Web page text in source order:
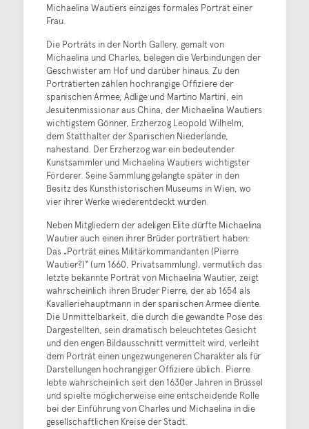
Michaelina Wautiers einziges formales Porträt einer
Frau.
Die Porträts in der North Gallery, gemalt von
Michaelina und Charles, belegen die Verbindungen der
Geschwister am Hof ​​und darüber hinaus. Zu den
Porträtierten zählen hochrangige Offiziere der
spanischen Armee, Adlige und Martino Martini, ein
Jesuitenmissionar aus China, der Michaelina Wautiers
wichtigstem Gönner, Erzherzog Leopold Wilhelm,
dem Statthalter der Spanischen Niederlande,
nahestand. Der Erzherzog war ein bedeutender
Kunstsammler und Michaelina Wautiers wichtigster
Förderer. Seine Sammlung gelangte später in den
Besitz des Kunsthistorischen Museums in Wien, wo
vier ihrer Werke wiederentdeckt wurden.
Neben Mitgliedern der adeligen Elite dürfte Michaelina
Wautier auch einen ihrer Brüder porträtiert haben:
Das „Porträt eines Militärkommandanten (Pierre
Wautier?)“ (um 1660, Privatsammlung), vermutlich das
letzte bekannte Porträt von Michaelina Wautier, zeigt
wahrscheinlich ihren Bruder Pierre, der ab 1654 als
Kavalleriehauptmann in der spanischen Armee diente.
Die Unmittelbarkeit, die durch die gewandte Pose des
Dargestellten, sein dramatisch beleuchtetes Gesicht
und den engen Bildausschnitt vermittelt wird, verleiht
dem Porträt einen ungezwungeneren Charakter als für
Darstellungen hochrangiger Offiziere üblich. Pierre
lebte wahrscheinlich seit den 1630er Jahren in Brüssel
und spielte möglicherweise eine entscheidende Rolle
bei der Einführung von Charles und Michaelina in die
gesellschaftlichen Kreise der Stadt.